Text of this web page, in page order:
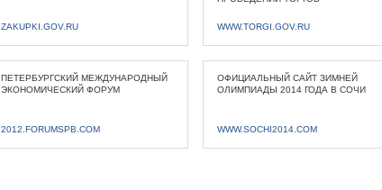
ZAKUPKI.GOV.RU WWW.TORGI.GOV.RU
ПЕТЕРБУРГСКИЙ МЕЖДУНАРОДНЫЙ
ЭКОНОМИЧЕСКИЙ ФОРУМ
2012.FORUMSPB.COM
ОФИЦИАЛЬНЫЙ САЙТ ЗИМНЕЙ
ОЛИМПИАДЫ 2014 ГОДА В СОЧИ
WWW.SOCHI2014.COM